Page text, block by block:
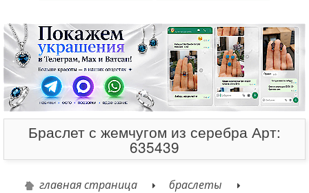
Браслет с жемчугом из серебра Арт:
635439
главная страница
браслеты